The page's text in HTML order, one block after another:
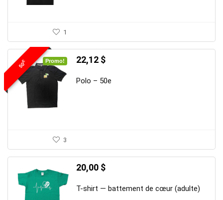
1
50E Promo!
Le
prix
initial
était :
22,12 $Le
actuel
est :
Polo – 50e
3
20,00 $
T-shirt — battement de cœur (adulte)